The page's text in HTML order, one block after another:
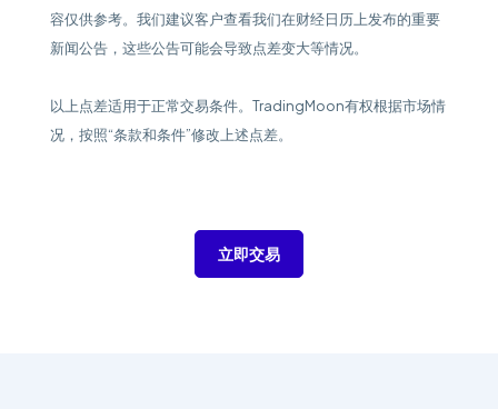
容仅供参考。我们建议客户查看我们在财经日历上发布的重要
新闻公告，这些公告可能会导致点差变大等情况。
以上点差适用于正常交易条件。TradingMoon有权根据市场情
况，按照“条款和条件”修改上述点差。
立即交易